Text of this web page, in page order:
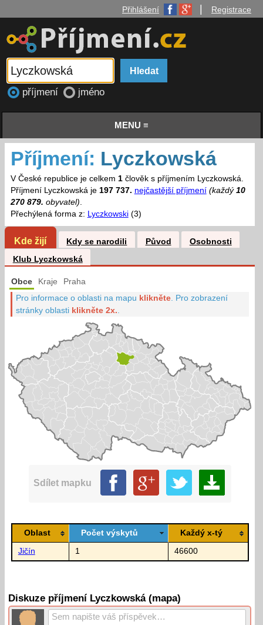
Přihlášení Registrace
příjmení jméno
MENU ≡
Příjmení: Lyczkowská
V České republice je celkem 1člověk s příjmením Lyczkowská.
Příjmení Lyczkowská je 197 737. nejčastější příjmení (každý 10
270 879. obyvatel).
Přechýlená forma z: Lyczkowski(3)
Kde žijí Kdy se narodili Původ
Osobnosti
Klub Lyczkowská
Obce Kraje Praha
Pro informace o oblasti na mapu klikněte Pro zobrazení
stránky oblasti klikněte 2x.
Sdílet mapku
Oblast Počet výskytů Každý x-tý
Jičín 1 46600
Diskuze příjmení Lyczkowská (mapa)